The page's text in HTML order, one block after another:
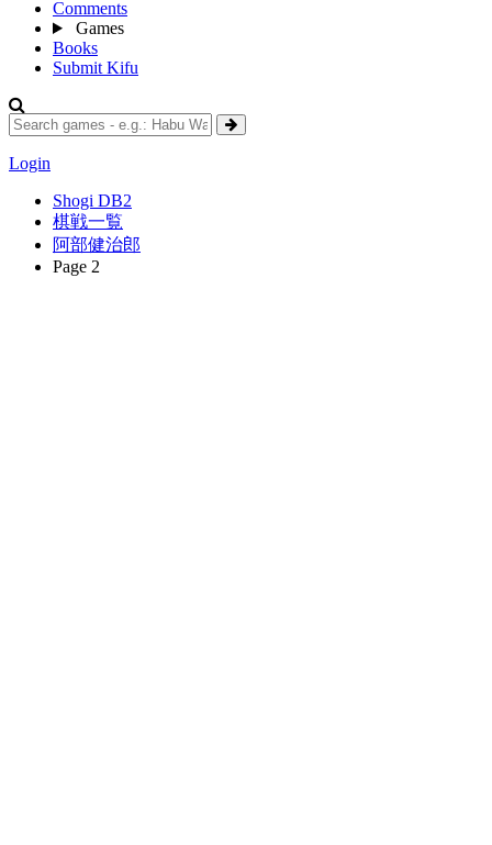
Comments
Games
Books
Submit Kifu
Login
Shogi DB2
棋戦一覧
阿部健治郎
Page 2